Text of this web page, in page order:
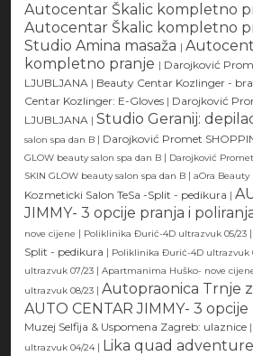
Autocentar Škalic kompletno
Autocentar Škalic kompletno
Studio Amina masaža |
kompletno pranje | Darojković
LJUBLJANA | Beauty Centar Kozlinger -
Centar Kozlinger: E-Gloves | Darojković
LJUBLJANA | Studio Geranij:
salon spa dan B | Darojković Promet
GLOW beauty salon spa dan B | Darojković
SKIN GLOW beauty salon spa dan B | aOra
Kozmeticki Salon TeSa -Split - pedikura |
JIMMY- 3 opcije pranja i
nove cijene | Poliklinika Đurić-4D ultrazvuk 05/23 |
Split - pedikura | Poliklinika Đurić-4D ultrazvuk
ultrazvuk 07/23 | Apartmanima Huško- nove
ultrazvuk 08/23 | Autopraonica Trnje
AUTO CENTAR JIMMY- 3
Muzej Selfija & Uspomena Zagreb: ulaznice |
ultrazvuk 04/24 | Lika quad adventure